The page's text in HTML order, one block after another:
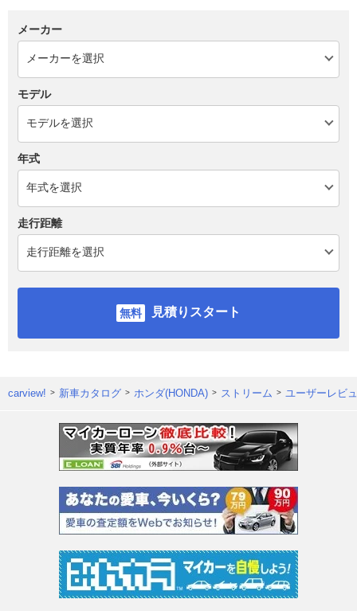
メーカー
モデル
年式
走行距離
見積りスタート
carview! 新車カタログ ホンダ(HONDA) ストリーム ユーザーレビ